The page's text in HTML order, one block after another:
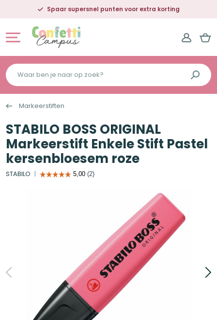
Spaar supersnel punten voor extra korting
Waar
ben
je
naar
op
zoek?
Markeerstiften
STABILO BOSS ORIGINAL
Markeerstift Enkele Stift Pastel
kersenbloesem roze
STABILO